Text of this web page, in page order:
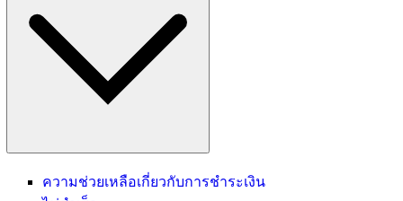
ความช่วยเหลือเกี่ยวกับการชำระเงิน